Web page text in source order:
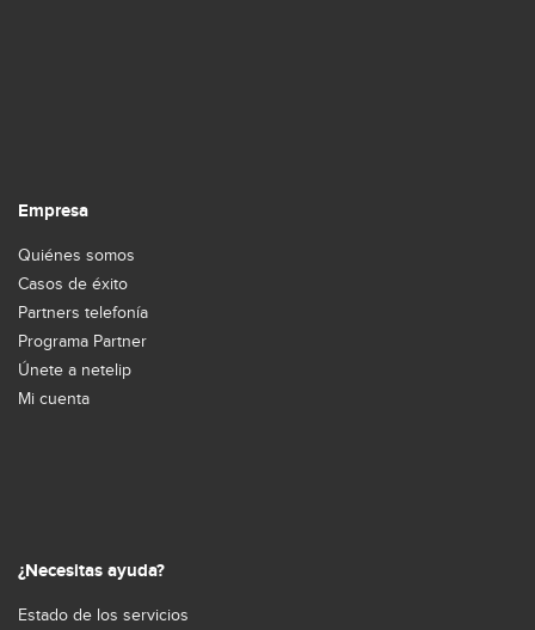
Empresa
Quiénes somos
Casos de éxito
Partners telefonía
Programa Partner
Únete a netelip
Mi cuenta
¿Necesitas ayuda?
Estado de los servicios